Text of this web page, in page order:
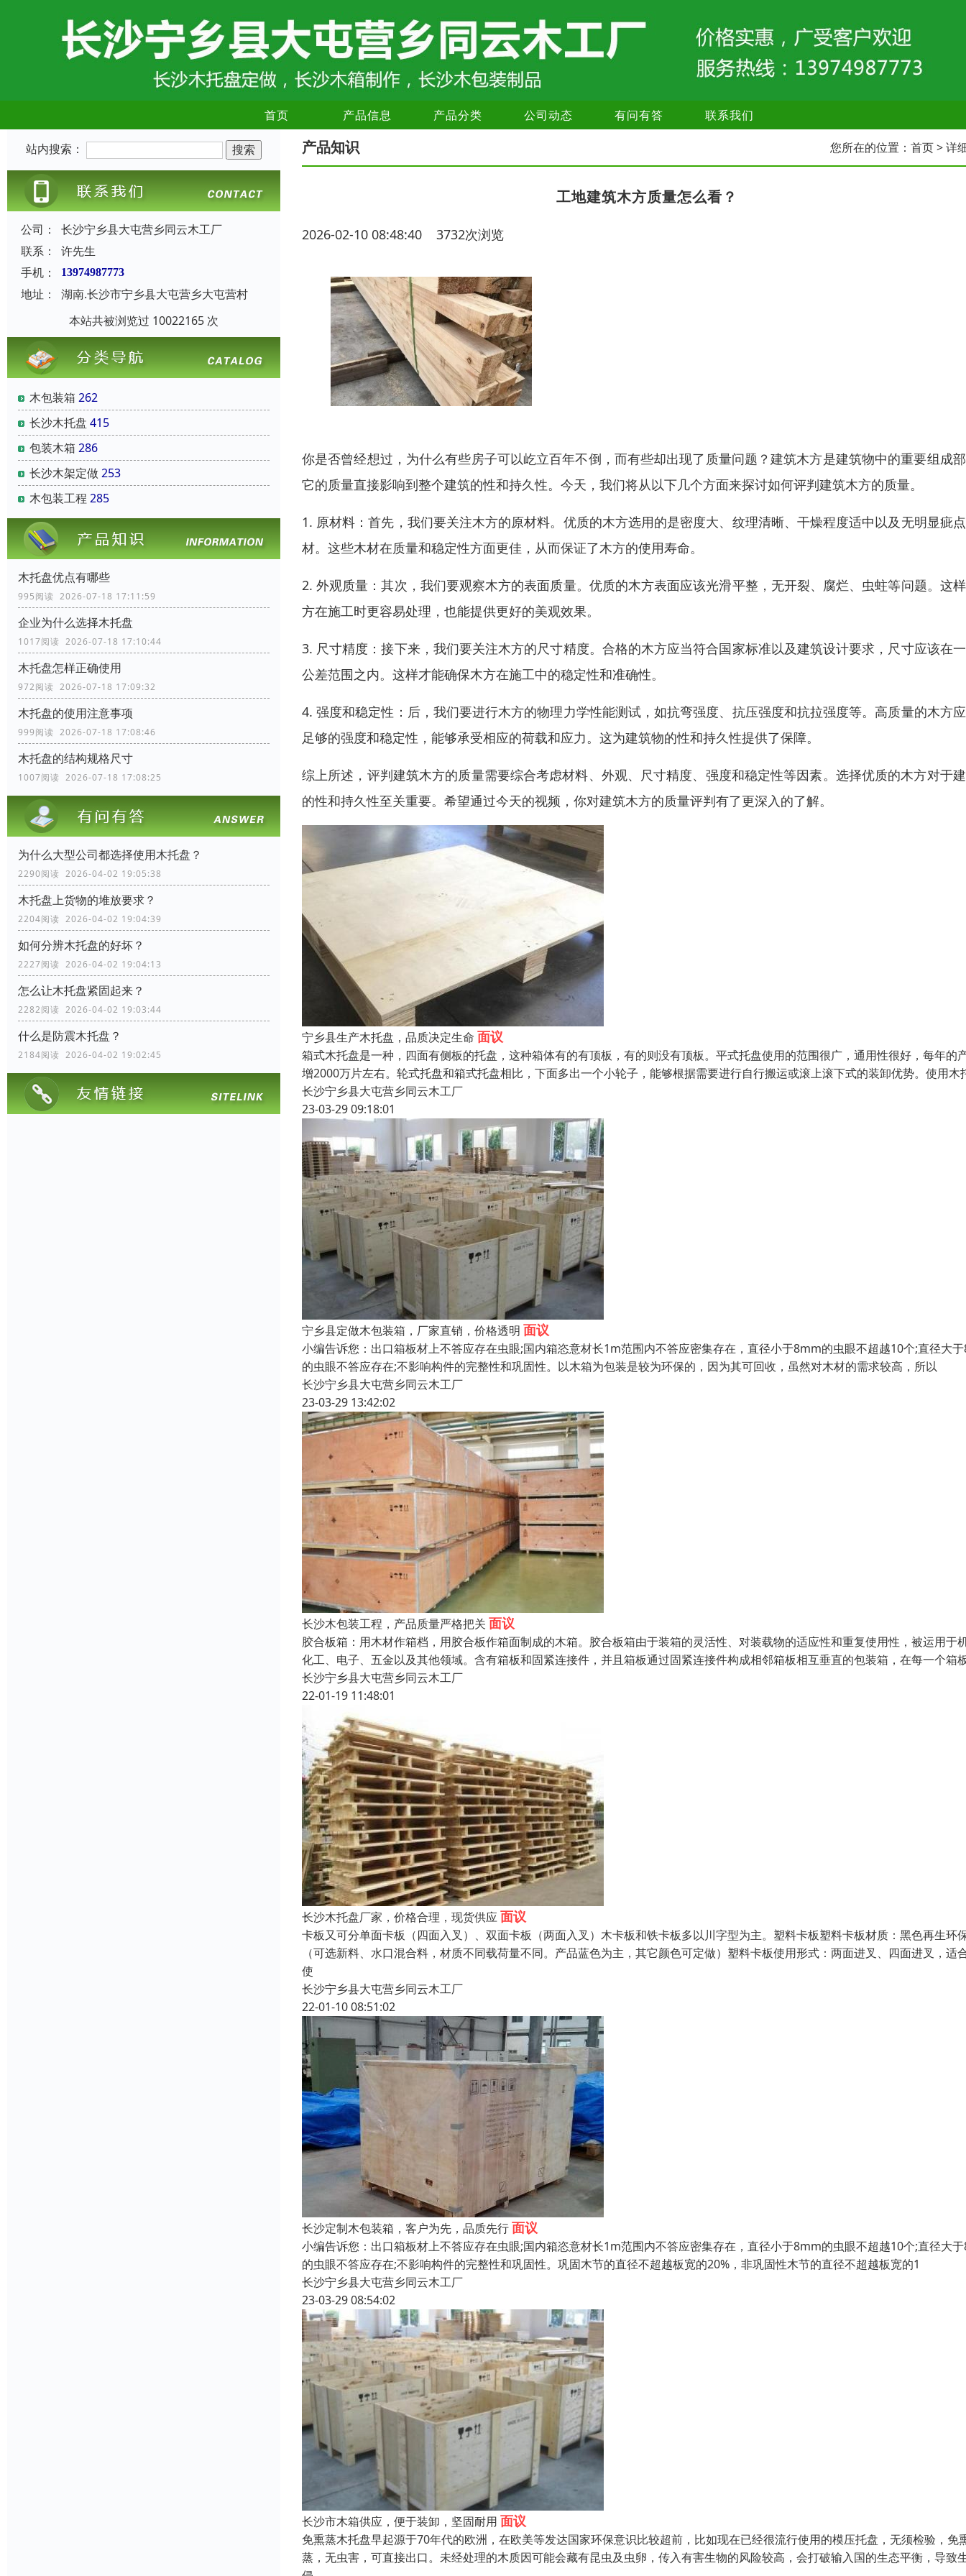
首页 产品信息 产品分类 公司动态 有问有答 联系我们
站内搜索：
公司：
长沙宁乡县大屯营乡同云木工厂
联系：
许先生
手机：
13974987773
地址：
湖南.长沙市宁乡县大屯营乡大屯营村
本站共被浏览过 10022165 次
木包装箱 262
长沙木托盘 415
包装木箱 286
长沙木架定做253
木包装工程 285
木托盘优点有哪些
995阅读 2026-07-18 17:11:59
企业为什么选择木托盘
1017阅读 2026-07-18 17:10:44
木托盘怎样正确使用
972阅读 2026-07-18 17:09:32
木托盘的使用注意事项
999阅读 2026-07-18 17:08:46
木托盘的结构规格尺寸
1007阅读 2026-07-18 17:08:25
为什么大型公司都选择使用木托盘？
2290阅读 2026-04-02 19:05:38
木托盘上货物的堆放要求？
2204阅读 2026-04-02 19:04:39
如何分辨木托盘的好坏？
2227阅读 2026-04-02 19:04:13
怎么让木托盘紧固起来？
2282阅读 2026-04-02 19:03:44
什么是防震木托盘？
2184阅读 2026-04-02 19:02:45
产品知识 您所在的位置： 首页> 详
工地建筑木方质量怎么看？
2026-02-10 08:48:40 3732次浏览
你是否曾经想过，为什么有些房子可以屹立百年不倒，而有些却出现了质量问题？建筑木方是建筑物中的重要组成
它的质量直接影响到整个建筑的性和持久性。今天，我们将从以下几个方面来探讨如何评判建筑木方的质量。
1. 原材料：首先，我们要关注木方的原材料。优质的木方选用的是密度大、纹理清晰、干燥程度适中以及无明显疵
材。这些木材在质量和稳定性方面更佳，从而保证了木方的使用寿命。
2. 外观质量：其次，我们要观察木方的表面质量。优质的木方表面应该光滑平整，无开裂、腐烂、虫蛀等问题。这
方在施工时更容易处理，也能提供更好的美观效果。
3. 尺寸精度：接下来，我们要关注木方的尺寸精度。合格的木方应当符合国家标准以及建筑设计要求，尺寸应该在
公差范围之内。这样才能确保木方在施工中的稳定性和准确性。
4. 强度和稳定性：后，我们要进行木方的物理力学性能测试，如抗弯强度、抗压强度和抗拉强度等。高质量的木方
足够的强度和稳定性，能够承受相应的荷载和应力。这为建筑物的性和持久性提供了保障。
综上所述，评判建筑木方的质量需要综合考虑材料、外观、尺寸精度、强度和稳定性等因素。选择优质的木方对于
的性和持久性至关重要。希望通过今天的视频，你对建筑木方的质量评判有了更深入的了解。
宁乡县生产木托盘，品质决定生命 面议
箱式木托盘是一种，四面有侧板的托盘，这种箱体有的有顶板，有的则没有顶板。平式托盘使用的范围很广，通用性很好，每年的
增2000万片左右。轮式托盘和箱式托盘相比，下面多出一个小轮子，能够根据需要进行自行搬运或滚上滚下式的装卸优势。使用木
长沙宁乡县大屯营乡同云木工厂
23-03-29 09:18:01
宁乡县定做木包装箱，厂家直销，价格透明 面议
小编告诉您：出口箱板材上不答应存在虫眼;国内箱恣意材长1m范围内不答应密集存在，直径小于8mm的虫眼不超越10个;直径大
的虫眼不答应存在;不影响构件的完整性和巩固性。以木箱为包装是较为环保的，因为其可回收，虽然对木材的需求较高，所以
长沙宁乡县大屯营乡同云木工厂
23-03-29 13:42:02
长沙木包装工程，产品质量严格把关 面议
胶合板箱：用木材作箱档，用胶合板作箱面制成的木箱。胶合板箱由于装箱的灵活性、对装载物的适应性和重复使用性，被运用于
化工、电子、五金以及其他领域。含有箱板和固紧连接件，并且箱板通过固紧连接件构成相邻箱板相互垂直的包装箱，在每一个箱
长沙宁乡县大屯营乡同云木工厂
22-01-19 11:48:01
长沙木托盘厂家，价格合理，现货供应面议
卡板又可分单面卡板（四面入叉）、双面卡板（两面入叉）木卡板和铁卡板多以川字型为主。塑料卡板塑料卡板材质：黑色再生环
（可选新料、水口混合料，材质不同载荷量不同。产品蓝色为主，其它颜色可定做）塑料卡板使用形式：两面进叉、四面进叉，适
使
长沙宁乡县大屯营乡同云木工厂
22-01-10 08:51:02
长沙定制木包装箱，客户为先，品质先行面议
小编告诉您：出口箱板材上不答应存在虫眼;国内箱恣意材长1m范围内不答应密集存在，直径小于8mm的虫眼不超越10个;直径大
的虫眼不答应存在;不影响构件的完整性和巩固性。巩固木节的直径不超越板宽的20%，非巩固性木节的直径不超越板宽的1
长沙宁乡县大屯营乡同云木工厂
23-03-29 08:54:02
长沙市木箱供应，便于装卸，坚固耐用 面议
免熏蒸木托盘早起源于70年代的欧洲，在欧美等发达国家环保意识比较超前，比如现在已经很流行使用的模压托盘，无须检验，免
蒸，无虫害，可直接出口。未经处理的木质因可能会藏有昆虫及虫卵，传入有害生物的风险较高，会打破输入国的生态平衡，导致